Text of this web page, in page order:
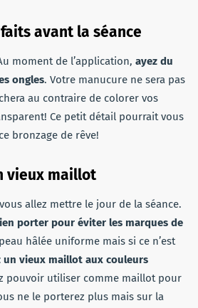
avant la séance
moment de l’application, ayez du
ongles. Votre manucure ne sera pas
au contraire de colorer vos
Ce petit détail pourrait vous
bronzage de rêve!
vieux maillot
allez mettre le jour de la séance.
porter pour éviter les marques de
hâlée uniforme mais si ce n’est
un vieux maillot aux couleurs
pouvoir utiliser comme maillot pour
ne le porterez plus mais sur la